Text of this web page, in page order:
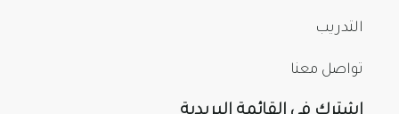
التدريب
تواصل معنا